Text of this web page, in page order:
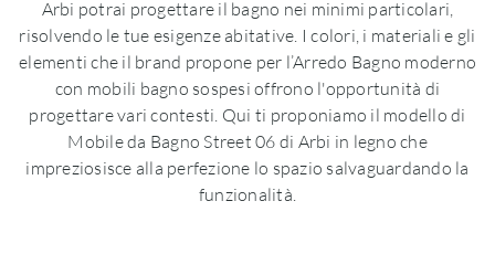
Arbi potrai progettare il bagno nei minimi particolari,
risolvendo le tue esigenze abitative. I colori, i materiali e gli
elementi che il brand propone per l’Arredo Bagno moderno
con mobili bagno sospesi offrono l'opportunità di
progettare vari contesti. Qui ti proponiamo il modello di
Mobile da Bagno Street 06 di Arbi in legno che
impreziosisce alla perfezione lo spazio salvaguardando la
funzionalità.